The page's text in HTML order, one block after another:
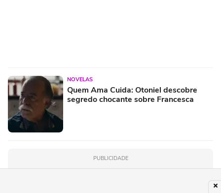
NOVELAS
Quem Ama Cuida: Otoniel descobre
segredo chocante sobre Francesca
PUBLICIDADE